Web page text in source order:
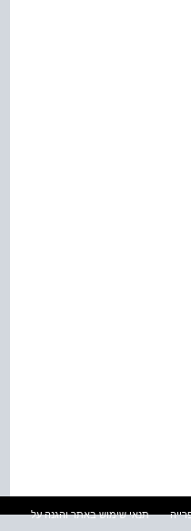
תנאי שימוש באתר והגנה על